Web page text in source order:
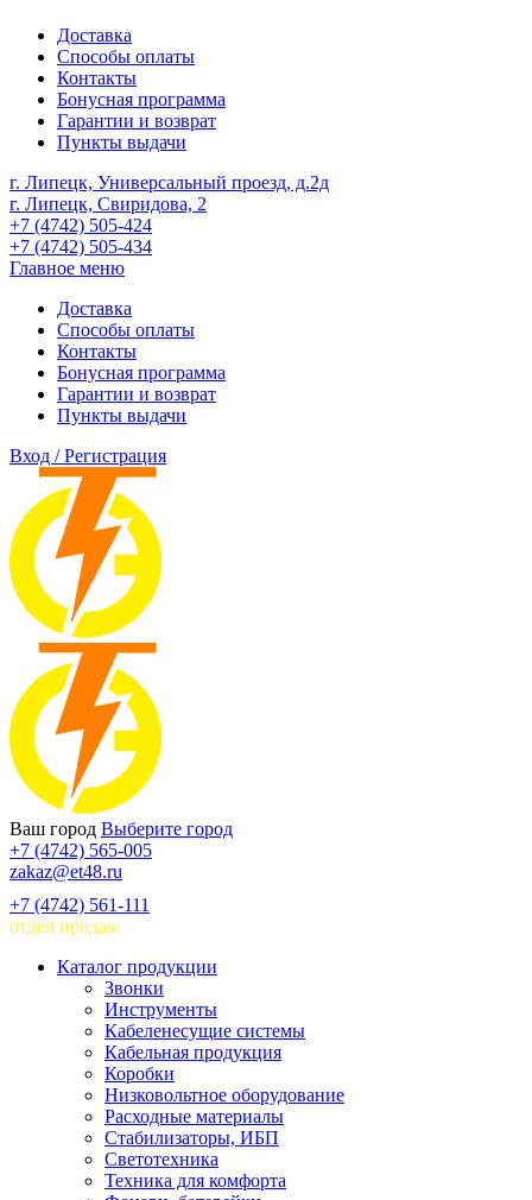
Доставка
Способы оплаты
Контакты
Бонусная программа
Гарантии и возврат
Пункты выдачи
г. Липецк, Универсальный проезд, д.2д
г. Липецк, Свиридова, 2
+7 (4742) 505-424
+7 (4742) 505-434
Главное меню
Доставка
Способы оплаты
Контакты
Бонусная программа
Гарантии и возврат
Пункты выдачи
Вход / Регистрация
Ваш город Выберите город
+7 (4742) 565-005
zakaz@et48.ru
+7 (4742) 561-111
отдел продаж
Каталог продукции
Звонки
Инструменты
Кабеленесущие системы
Кабельная продукция
Коробки
Низковольтное оборудование
Расходные материалы
Стабилизаторы, ИБП
Светотехника
Техника для комфорта